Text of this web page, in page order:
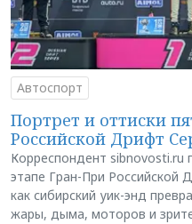
Автоспорт
Портрет и оттиски
Российской Дрифт
Корреспондент
этапе Гран-При Российской
как сибирский уик-энд
жары, дыма, моторов и